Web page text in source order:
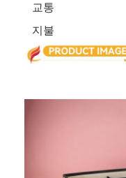
포장 상자 인쇄
전자 제품 포장 상자
교통
지불